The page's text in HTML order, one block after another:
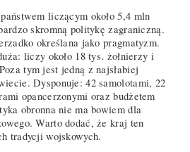
liczącym około 5,4 mln
skromną politykę zagraniczną.
określana jako pragmatyzm.
liczy około 18 tys. żołnierzy i
tym jest jedną z najsłabiej
Dysponuje: 42 samolotami, 22
opancerzonymi oraz budżetem
obronna nie ma bowiem dla
Warto dodać, że kraj ten
tradycji wojskowych.